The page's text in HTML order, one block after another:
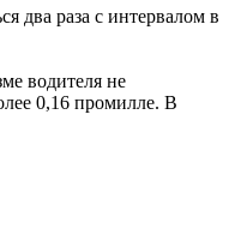
два раза с интервалом в
водителя не
0,16 промилле. В